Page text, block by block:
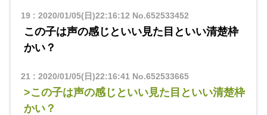
19: 2020/01/05(日)22:16:12 No.652533452
この子は声の感じといい見た目といい清楚枠
かい？
21 : 2020/01/05(日)22:16:41 No.652533665
>この子は声の感じといい見た目といい清楚枠
かい？